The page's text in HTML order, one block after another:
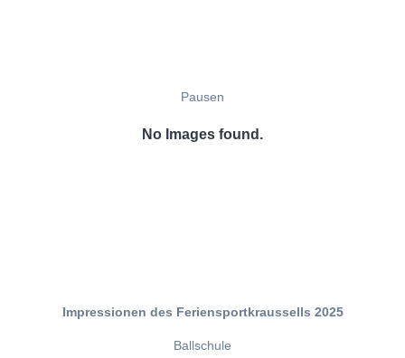
Pausen
No Images found.
Impressionen des Feriensportkraussells 2025
Ballschule